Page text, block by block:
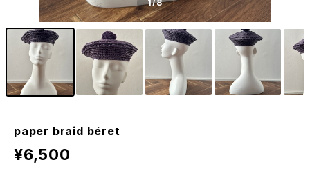
1/8
paper braid béret
¥6,500